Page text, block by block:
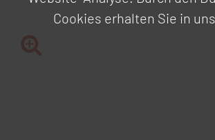
Cookies erhalten Sie in